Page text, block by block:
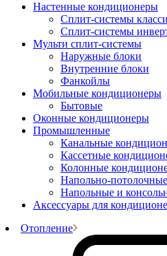
Настенные кондиционеры
Сплит-системы
Сплит-системы
Мульти сплит-системы
Наружные блоки
Внутренние блоки
Фанкойлы
Мобильные кондиционеры
Бытовые
Оконные кондиционеры
Промышленные
Канальные
Кассетные
Колонные
Напольно-
Напольные и
Аксессуары для
Отопление